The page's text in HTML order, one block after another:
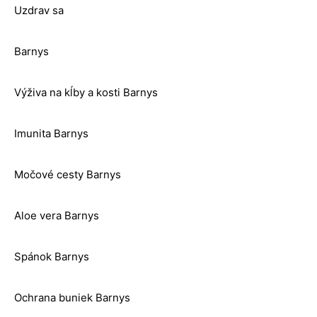
Uzdrav sa
Barnys
Výživa na kĺby a kosti Barnys
Imunita Barnys
Močové cesty Barnys
Aloe vera Barnys
Spánok Barnys
Ochrana buniek Barnys